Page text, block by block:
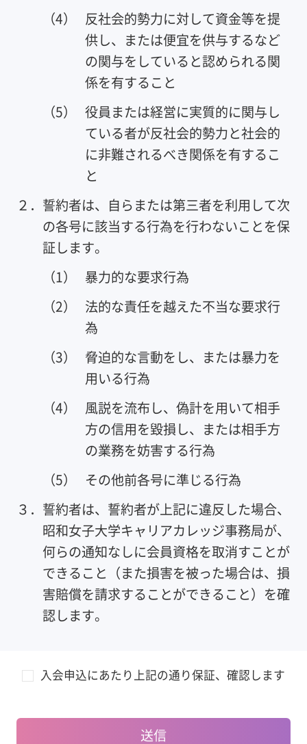
（4）
反社会的勢力に対して資金等を提
供し、または便宜を供与するなど
の関与をしていると認められる関
係を有すること
（5）
役員または経営に実質的に関与し
ている者が反社会的勢力と社会的
に非難されるべき関係を有するこ
と
２． 誓約者は、自らまたは第三者を利用して次
の各号に該当する行為を行わないことを保
証します。
（1）
暴力的な要求行為
（2）
法的な責任を越えた不当な要求行
為
（3）
脅迫的な言動をし、または暴力を
用いる行為
（4）
風説を流布し、偽計を用いて相手
方の信用を毀損し、または相手方
の業務を妨害する行為
（5）
その他前各号に準じる行為
３． 誓約者は、誓約者が上記に違反した場合、
昭和女子大学キャリアカレッジ事務局が、
何らの通知なしに会員資格を取消すことが
できること（また損害を被った場合は、損
害賠償を請求することができること）を確
認します。
入会申込にあたり上記の通り保証、確認します